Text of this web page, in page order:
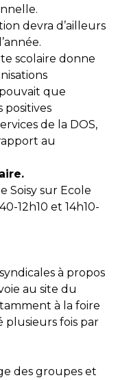
devra d’ailleurs
scolaire donne
que
positives
de la DOS,
au
Soisy sur Ecole
12h10 et 14h10-
à propos
au site du
à la foire
plusieurs fois par
des groupes et